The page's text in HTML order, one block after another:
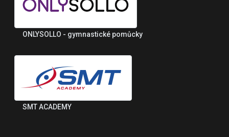
ONLYSOLLO - gymnastické pomůcky
SMT ACADEMY